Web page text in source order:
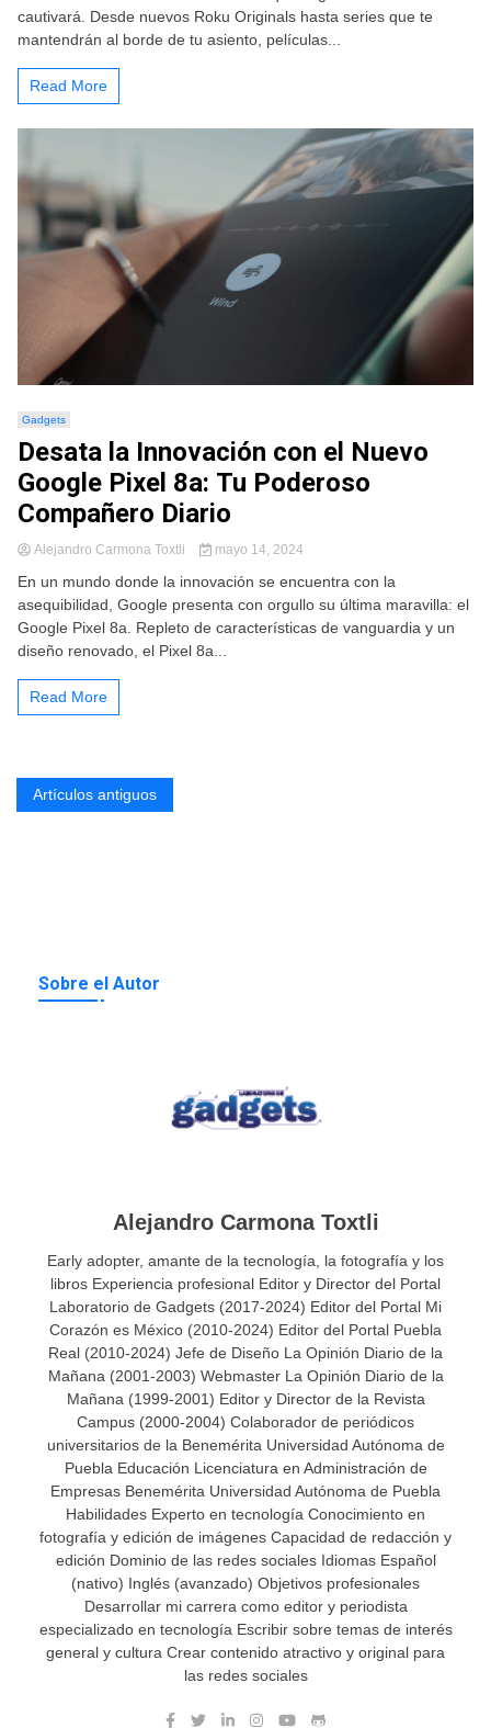
cautivará. Desde nuevos Roku Originals hasta series que te
mantendrán al borde de tu asiento, películas...
Read More
Gadgets
Desata la Innovación con el Nuevo
Google Pixel 8a: Tu Poderoso
Compañero Diario
Alejandro Carmona Toxtli mayo 14, 2024
En un mundo donde la innovación se encuentra con la
asequibilidad, Google presenta con orgullo su última maravilla: el
Google Pixel 8a. Repleto de características de vanguardia y un
diseño renovado, el Pixel 8a...
Read More
Navegación
Artículos antiguos
Sobre el Autor
Alejandro Carmona Toxtli
Early adopter, amante de la tecnología, la fotografía y los
libros Experiencia profesional Editor y Director del Portal
Laboratorio de Gadgets (2017-2024) Editor del Portal Mi
Corazón es México (2010-2024) Editor del Portal Puebla
Real (2010-2024) Jefe de Diseño La Opinión Diario de la
Mañana (2001-2003) Webmaster La Opinión Diario de la
Mañana (1999-2001) Editor y Director de la Revista
Campus (2000-2004) Colaborador de periódicos
universitarios de la Benemérita Universidad Autónoma de
Puebla Educación Licenciatura en Administración de
Empresas Benemérita Universidad Autónoma de Puebla
Habilidades Experto en tecnología Conocimiento en
fotografía y edición de imágenes Capacidad de redacción y
edición Dominio de las redes sociales Idiomas Español
(nativo) Inglés (avanzado) Objetivos profesionales
Desarrollar mi carrera como editor y periodista
especializado en tecnología Escribir sobre temas de interés
general y cultura Crear contenido atractivo y original para
las redes sociales